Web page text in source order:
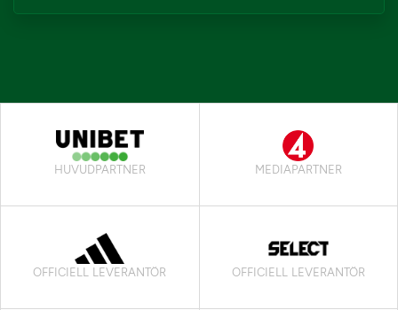
HUVUDPARTNER MEDIAPARTNER
OFFICIELL LEVERANTÖR OFFICIELL LEVERANTÖR